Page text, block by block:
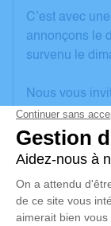
C’est avec
annonçons le
survenu le
Nous vous
vos
une anecdote
poèmes ou
d'expression